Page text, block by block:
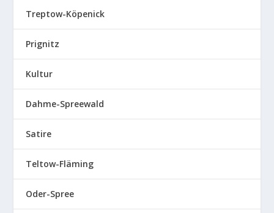
Treptow-Köpenick
Prignitz
Kultur
Dahme-Spreewald
Satire
Teltow-Fläming
Oder-Spree